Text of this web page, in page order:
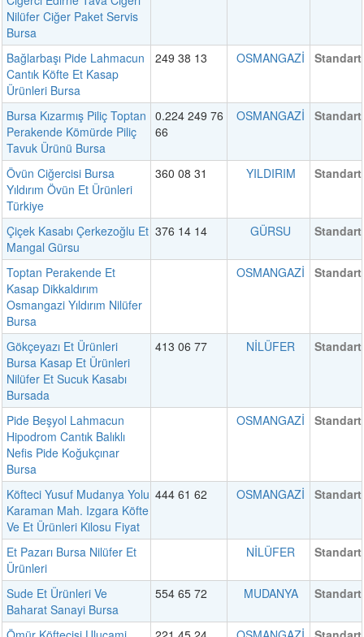
Nilüfer Ciğer Paket Servis
Bursa
Bağlarbaşı Pide Lahmacun
Cantık Köfte Et Kasap
Ürünleri Bursa
249 38 13 OSMANGAZİ Standart
Bursa Kızarmış Piliç Toptan
Perakende Kömürde Piliç
Tavuk Ürünü Bursa
0.224 249 76
66
OSMANGAZİ Standart
Övün Ciğercisi Bursa
Yıldırım Övün Et Ürünleri
Türkiye
360 08 31 YILDIRIM Standart
Çiçek Kasabı Çerkezoğlu Et
Mangal Gürsu
376 14 14 GÜRSU Standart
Toptan Perakende Et
Kasap Dikkaldırım
Osmangazi Yıldırım Nilüfer
Bursa
OSMANGAZİ Standart
Gökçeyazı Et Ürünleri
Bursa Kasap Et Ürünleri
Nilüfer Et Sucuk Kasabı
Bursada
413 06 77 NİLÜFER Standart
Pide Beşyol Lahmacun
Hipodrom Cantık Balıklı
Nefis Pide Koğukçınar
Bursa
OSMANGAZİ Standart
Köfteci Yusuf Mudanya Yolu
Karaman Mah. Izgara Köfte
Ve Et Ürünleri Kilosu Fiyat
444 61 62 OSMANGAZİ Standart
Et Pazarı Bursa Nilüfer Et
Ürünleri
NİLÜFER Standart
Sude Et Ürünleri Ve
Baharat Sanayi Bursa
554 65 72 MUDANYA Standart